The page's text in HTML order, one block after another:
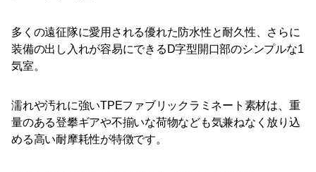
多くの遠征隊に愛用される優れた防水性と耐久性、さらに
装備の出し入れが容易にできるD字型開口部のシンプルな1
気室。
濡れや汚れに強いTPEファブリックラミネート素材は、重
量のある登攀ギアや不揃いな荷物なども気兼ねなく放り込
める高い耐摩耗性が特徴です。